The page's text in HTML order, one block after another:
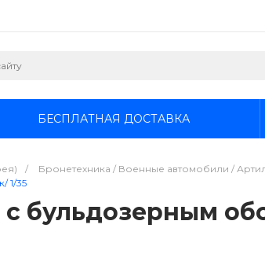
БЕСПЛАТНАЯ ДОСТАВКА
/ Бронетехника / Военные автомобили /
1/35
бульдозерным